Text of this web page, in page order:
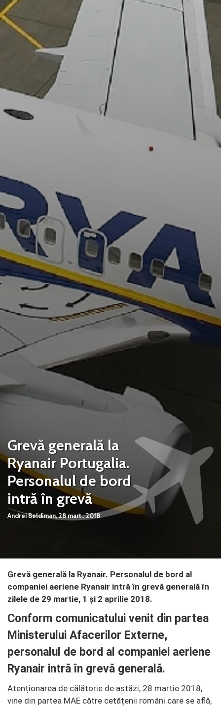
Grevă generală la
Ryanair Portugalia.
Personalul de bord
intră în grevă
Andrei Beldiman,28 mart.. 2018
Grevă generală la Ryanair. Personalul de bord al
companiei aeriene Ryanair intră în grevă generală în
zilele de 29 martie, 1 și 2 aprilie 2018.
Conform comunicatului venit din partea
Ministerului Afacerilor Externe,
personalul de bord al companiei aeriene
Ryanair intră în grevă generală.
Atenționarea de călătorie de astăzi, 28 martie 2018,
vine din partea MAE către cetățenii români care se află,